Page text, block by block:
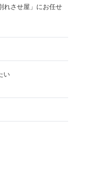
れさせ屋」にお任せ
い